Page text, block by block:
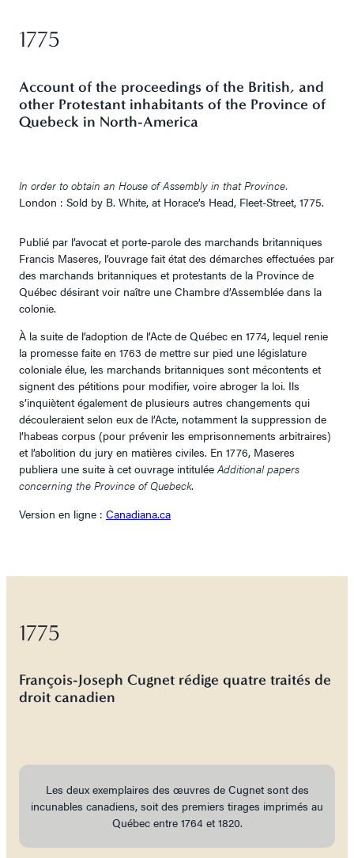
1775
Account of the proceedings of the British, and
other Protestant inhabitants of the Province of
Quebeck in North-America
In order to obtain an House of Assembly in that Province.
London : Sold by B. White, at Horace’s Head, Fleet-Street, 1775.
Publié par l’avocat et porte-parole des marchands britanniques
Francis Maseres, l’ouvrage fait état des démarches effectuées par
des marchands britanniques et protestants de la Province de
Québec désirant voir naître une Chambre d’Assemblée dans la
colonie.
À la suite de l’adoption de l’Acte de Québec en 1774, lequel renie
la promesse faite en 1763 de mettre sur pied une législature
coloniale élue, les marchands britanniques sont mécontents et
signent des pétitions pour modifier, voire abroger la loi. Ils
s’inquiètent également de plusieurs autres changements qui
découleraient selon eux de l’Acte, notamment la suppression de
l’habeas corpus (pour prévenir les emprisonnements arbitraires)
et l’abolition du jury en matières civiles. En 1776, Maseres
publiera une suite à cet ouvrage intituléeAdditional papers
concerning the Province of Quebeck.
Version en ligne : Canadiana.ca
1775
François-Joseph Cugnet rédige quatre traités de
droit canadien
Les deux exemplaires des œuvres de Cugnet sont des
incunables canadiens, soit des premiers tirages imprimés au
Québec entre 1764 et 1820.